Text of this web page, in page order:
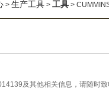
> 生产工具 > 工具 >
及其他相关信息，请随时